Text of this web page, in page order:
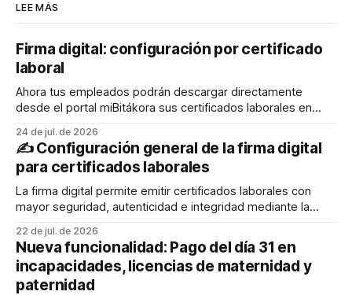
LEE MÁS
Firma digital: configuración por certificado
laboral
Ahora tus empleados podrán descargar directamente
desde el portal miBitákora sus certificados laborales en
persona pueda verificar fácilmente su autenticidad y
validez. El liquidador también podrá generarlos desde el
Administrador de empleados y enviarlos al correo
electrónico de los empleados. En este
24 de jul. de 2026
✍️ Configuración general de la firma digital
para certificados laborales
La firma digital permite emitir certificados laborales con
mayor seguridad, autenticidad e integridad mediante la
través de esta configuración podrás definir quién firma los
documentos, cómo se mostrará la firma y qué elementos
adicionales, como la estampa cronológica y el código QR,
22 de jul. de 2026
Nueva funcionalidad: Pago del día 31 en
incapacidades, licencias de maternidad y
paternidad